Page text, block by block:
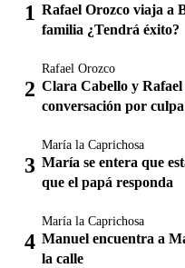
Rafael Orozco viaja a
familia ¿Tendrá éxito?
Rafael Orozco
Clara Cabello y Rafael
conversación por
María la Caprichosa
María se entera que
que el papá responda
María la Caprichosa
Manuel encuentra a
la calle